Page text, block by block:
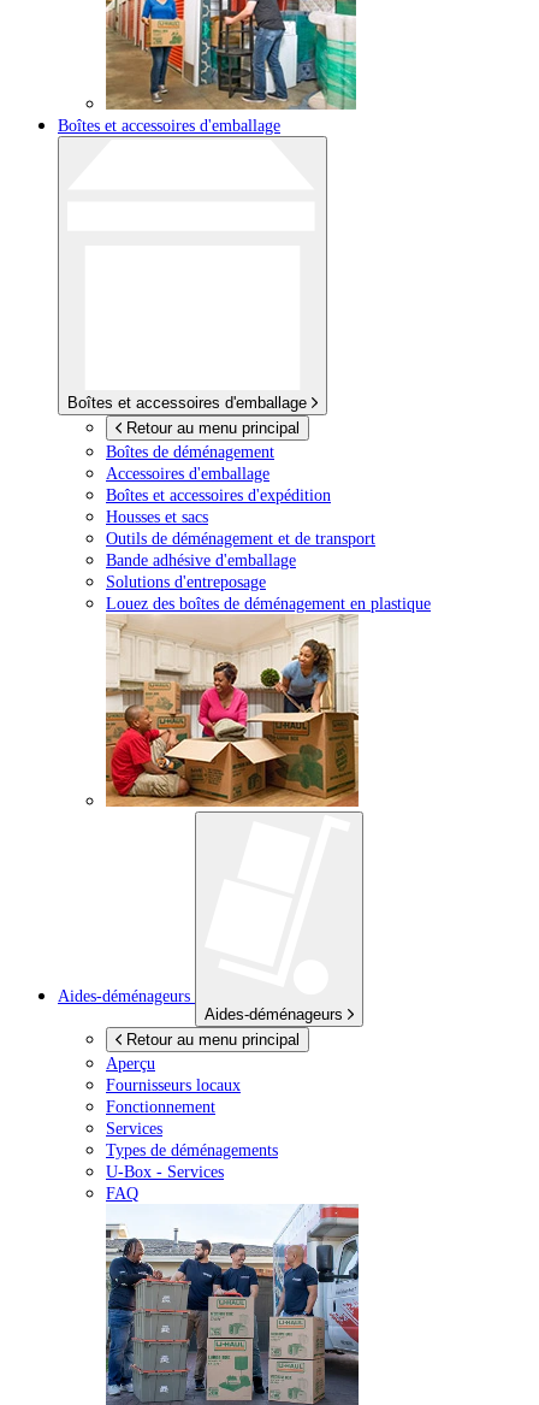
Boîtes et accessoires d'emballage
Boîtes et accessoires d'emballage
Retour au menu principal
Boîtes de déménagement
Accessoires d'emballage
Boîtes et accessoires d'expédition
Housses et sacs
Outils de déménagement et de transport
Bande adhésive d'emballage
Solutions d'entreposage
Louez des boîtes de déménagement en plastique
Aides-déménageurs
Aides-déménageurs
Retour au menu principal
Aperçu
Fournisseurs locaux
Fonctionnement
Services
Types de déménagements
U-Box - Services
FAQ